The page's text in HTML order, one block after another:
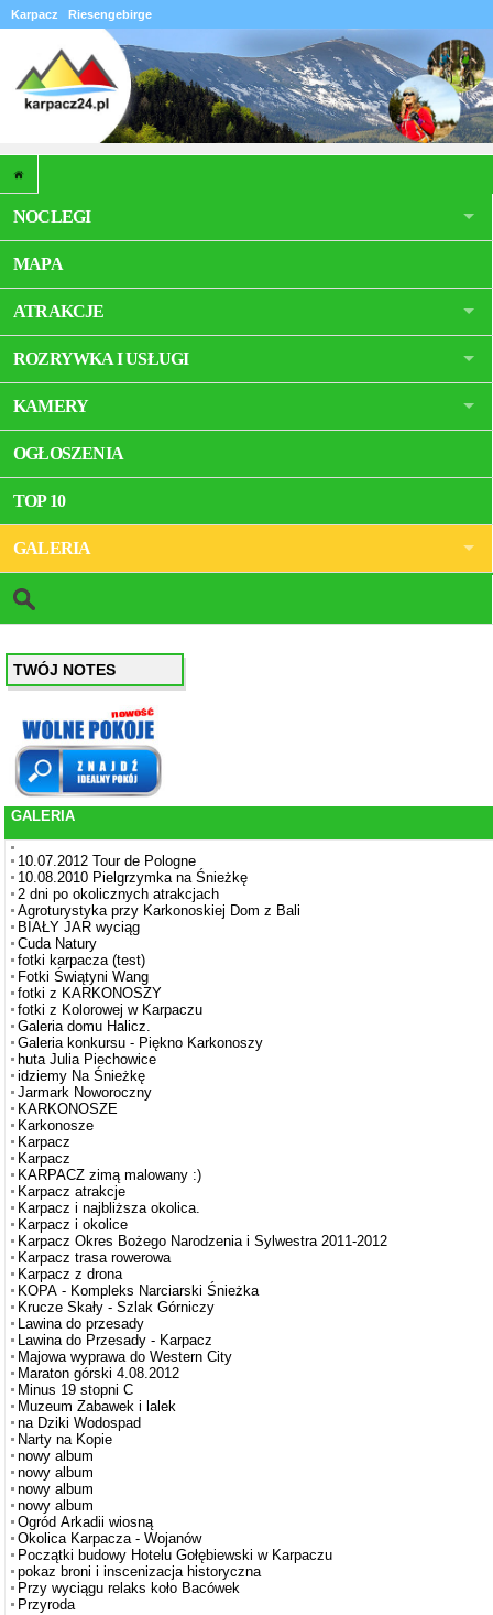
Karpacz Riesengebirge
NOCLEGI
MAPA
ATRAKCJE
ROZRYWKA I USŁUGI
KAMERY
OGŁOSZENIA
TOP 10
GALERIA
TWÓJ NOTES
GALERIA
10.07.2012 Tour de Pologne
10.08.2010 Pielgrzymka na Śnieżkę
2 dni po okolicznych atrakcjach
Agroturystyka przy Karkonoskiej Dom z Bali
BIAŁY JAR wyciąg
Cuda Natury
fotki karpacza (test)
Fotki Świątyni Wang
fotki z KARKONOSZY
fotki z Kolorowej w Karpaczu
Galeria domu Halicz.
Galeria konkursu - Piękno Karkonoszy
huta Julia Piechowice
idziemy Na Śnieżkę
Jarmark Noworoczny
KARKONOSZE
Karkonosze
Karpacz
Karpacz
KARPACZ zimą malowany :)
Karpacz atrakcje
Karpacz i najbliższa okolica.
Karpacz i okolice
Karpacz Okres Bożego Narodzenia i Sylwestra 2011-2012
Karpacz trasa rowerowa
Karpacz z drona
KOPA - Kompleks Narciarski Śnieżka
Krucze Skały - Szlak Górniczy
Lawina do przesady
Lawina do Przesady - Karpacz
Majowa wyprawa do Western City
Maraton górski 4.08.2012
Minus 19 stopni C
Muzeum Zabawek i lalek
na Dziki Wodospad
Narty na Kopie
nowy album
nowy album
nowy album
nowy album
Ogród Arkadii wiosną
Okolica Karpacza - Wojanów
Początki budowy Hotelu Gołębiewski w Karpaczu
pokaz broni i inscenizacja historyczna
Przy wyciągu relaks koło Bacówek
Przyroda